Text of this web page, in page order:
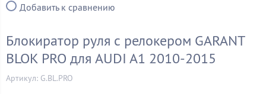
Добавить к сравнению
Блокиратор руля с релокером GARANT
BLOK PRO для AUDI A1 2010-2015
Артикул: G.BL.PRO